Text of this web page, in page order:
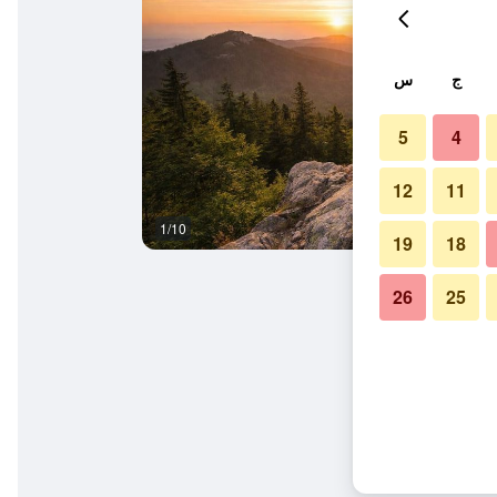
1/10
ج س
4
5
11
12
18
19
25
26